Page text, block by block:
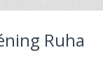
Ruha